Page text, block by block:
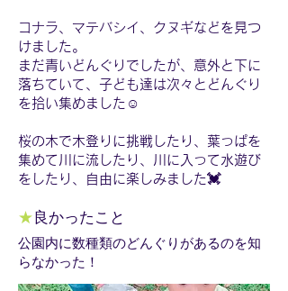
コナラ、マテバシイ、クヌギなどを見つ
けました。
まだ青いどんぐりでしたが、意外と下に
落ちていて、子ども達は次々とどんぐり
を拾い集めました☺️
桜の木で木登りに挑戦したり、葉っぱを
集めて川に流したり、川に入って水遊び
をしたり、自由に楽しみました💓
★良かったこと
公園内に数種類のどんぐりがあるのを知
らなかった！